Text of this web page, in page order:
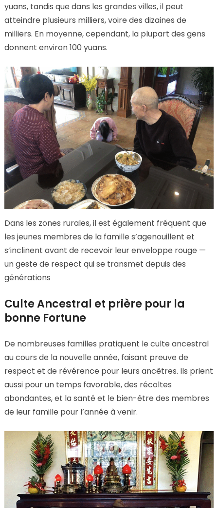
yuans, tandis que dans les grandes villes, il peut
atteindre plusieurs milliers, voire des dizaines de
milliers. En moyenne, cependant, la plupart des gens
donnent environ 100 yuans.
Dans les zones rurales, il est également fréquent que
les jeunes membres de la famille s’agenouillent et
s’inclinent avant de recevoir leur enveloppe rouge —
un geste de respect qui se transmet depuis des
générations
Culte Ancestral et prière pour la
bonne Fortune
De nombreuses familles pratiquent le culte ancestral
au cours de la nouvelle année, faisant preuve de
respect et de révérence pour leurs ancêtres. Ils prient
aussi pour un temps favorable, des récoltes
abondantes, et la santé et le bien-être des membres
de leur famille pour l’année à venir.